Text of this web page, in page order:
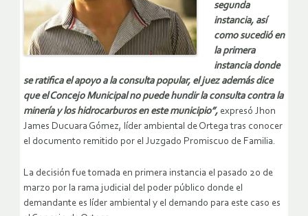
segunda
instancia, así
como sucedió en
la primera
instancia donde
se ratifica el apoyo a la consulta popular, el juez además dice
que el Concejo Municipal no puede hundir la consulta contra la
minería y los hidrocarburos en este municipio”, expresó Jhon
James Ducuara Gómez, líder ambiental de Ortega tras conocer
el documento remitido por el Juzgado Promiscuo de Familia.
La decisión fue tomada en primera instancia el pasado 20 de
marzo por la rama judicial del poder público donde el
demandante es líder ambiental y el demando para este caso es